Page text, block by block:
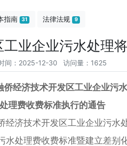
指南 31 法律法规 9
业企业污水处理
间：2025-12-30 访问量：1625
侨经济技术开发区工业企业污水
处理费收费标准执行的通告
济技术开发区工业企业污水
处理费收费标准暨建立差别